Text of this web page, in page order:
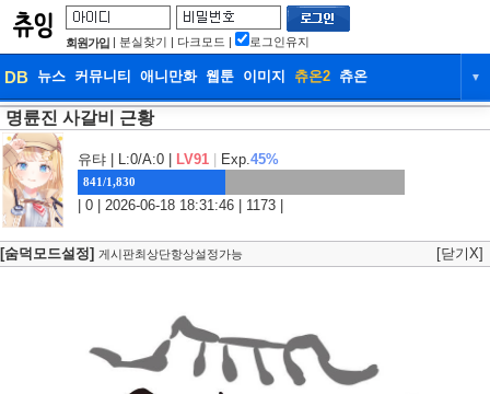
회원가입 | 분실찾기 | 다크모드 | 로그인유지
DB 뉴스 커뮤니티 애니만화 웹툰 이미지 츄온2 츄온 ▼
DB
웹툰 이미지
명륜진 사갈비 근황
유탸 | L:0/A:0 | LV91 Exp.45%
841/1,830
| 0 | 2026-06-18 18:31:46 | 1173 |
[숨덕모드설정] 게시판최상단항상설정가능 [닫기X]